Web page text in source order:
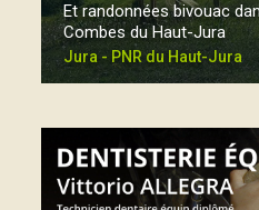
Et randonnées bivouac
Combes du Haut-Jura
Jura - PNR du Haut-Jura